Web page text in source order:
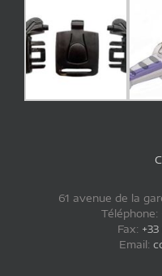
61 avenue de la
Téléphone:
Fax:
Email: